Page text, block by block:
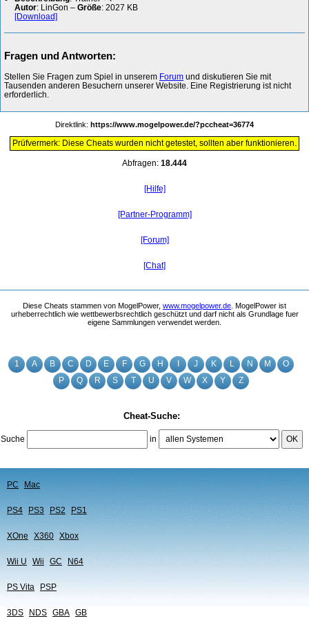
1 A B C D E F G H J K L N M
O
P
Q R S T U V W X Y Z
Cheat-Suche:
Suche in OK
PC Mac
PS4 PS3 PS2 PS1
XOne X360 Xbox
Wii U Wii GC N64
PS Vita PSP
3DS NDS GBA GB
Autor: LinGon – Größe: 2027 KB
[Download]
Fragen und Antworten:
Stellen Sie Fragen zum Spiel in unserem Forum und diskutieren Sie mit
Tausenden anderen Besuchern unserer Website. Eine Registrierung ist nicht
erforderlich.
Direktlink: https://www.mogelpower.de/?pccheat=36774
Prüfvermerk: Diese Cheats wurden nicht getestet, sollten aber funktionieren.
Abfragen: 18.444
[Hilfe]
[Partner-Programm]
[Forum]
[Chat]
Diese Cheats stammen von MogelPower, www.mogelpower.de . MogelPower ist
urheberrechtlich wie wettbewerbsrechtlich geschützt und darf nicht als Grundlage fuer
eigene Sammlungen verwendet werden.